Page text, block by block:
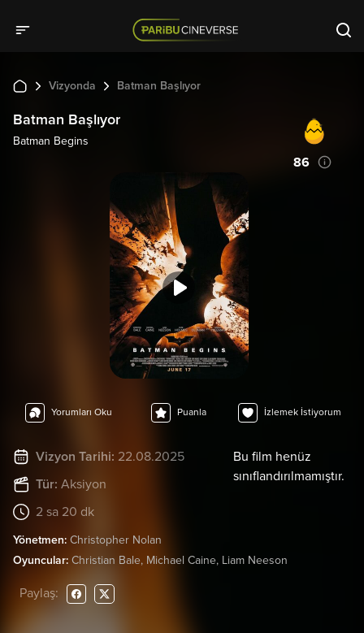
Vizyonda Batman Başlıyor
Batman Başlıyor
Batman Begins
86
Yorumları Oku Puanla İzlemek İstiyorum
Vizyon Tarihi: 22.08.2025
Tür: Aksiyon
2 sa 20 dk
Bu film henüz
sınıflandırılmamıştır.
Yönetmen: Christopher Nolan
Oyuncular: Christian Bale, Michael Caine, Liam Neeson
Paylaş: